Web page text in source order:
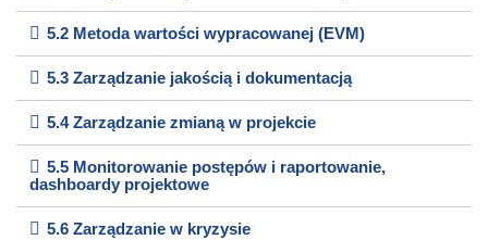
5.2 Metoda wartości wypracowanej (EVM)
5.3 Zarządzanie jakością i dokumentacją
5.4 Zarządzanie zmianą w projekcie
5.5 Monitorowanie postępów i raportowanie,
dashboardy projektowe
5.6 Zarządzanie w kryzysie